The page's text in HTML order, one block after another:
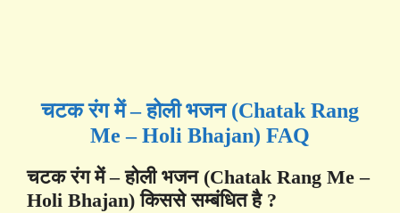
चटक रंग में – होली भजन (Chatak Rang
Me – Holi Bhajan) FAQ
चटक रंग में – होली भजन (Chatak Rang Me –
Holi Bhajan) किससे सम्बंधित है ?